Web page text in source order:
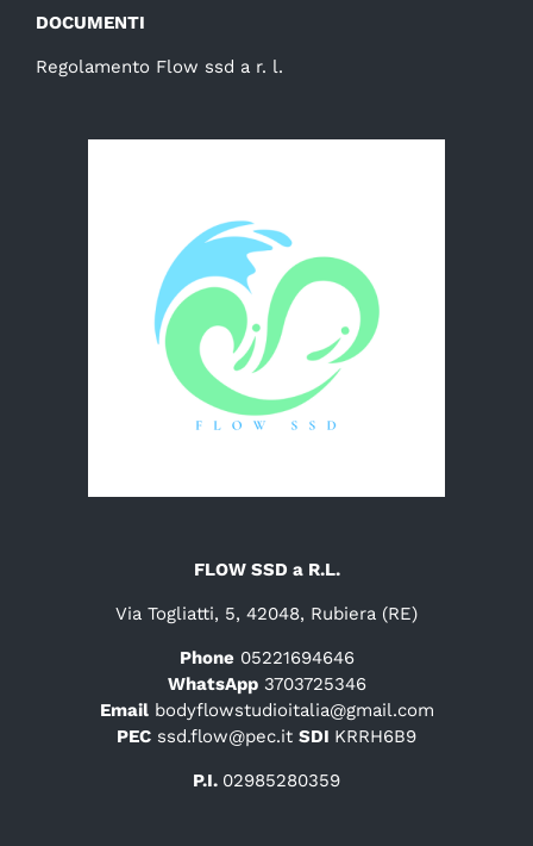
DOCUMENTI
Regolamento Flow ssd a r. l.
FLOW SSD a R.L.
Via Togliatti, 5, 42048, Rubiera (RE)
Phone05221694646
WhatsApp3703725346
Email bodyflowstudioitalia@gmail.com
PEC ssd.flow@pec.it SDI KRRH6B9
P.I. 02985280359